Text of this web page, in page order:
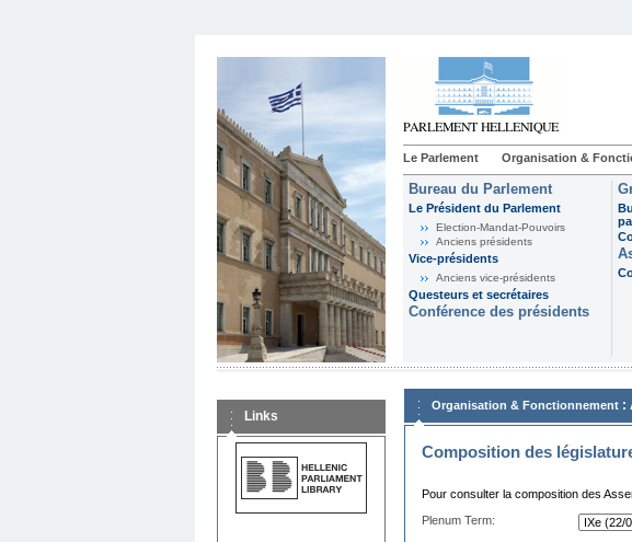
Le Parlement Organisation &
Bureau du Parlement
Le Président du Parlement
Election-Mandat-Pouvoirs
Anciens présidents
Vice-présidents
Anciens vice-présidents
Questeurs et secrétaires
Conférence des présidents
Links
Organisation & Fonctionnement :
Composition des
Pour consulter la composition des
Plenum Term: